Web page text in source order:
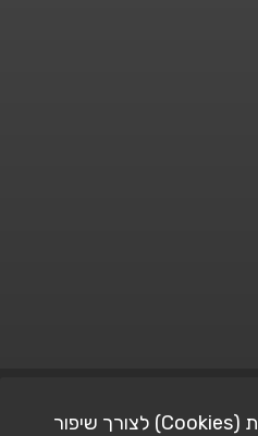
אתר זה משתמש בעוגיות (Cookies) לצורך שיפור